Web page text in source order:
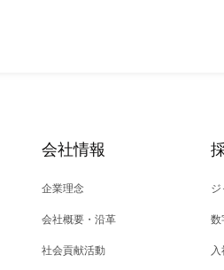
会社情報
企業理念
会社概要・沿革
社会貢献活動
ジ
数